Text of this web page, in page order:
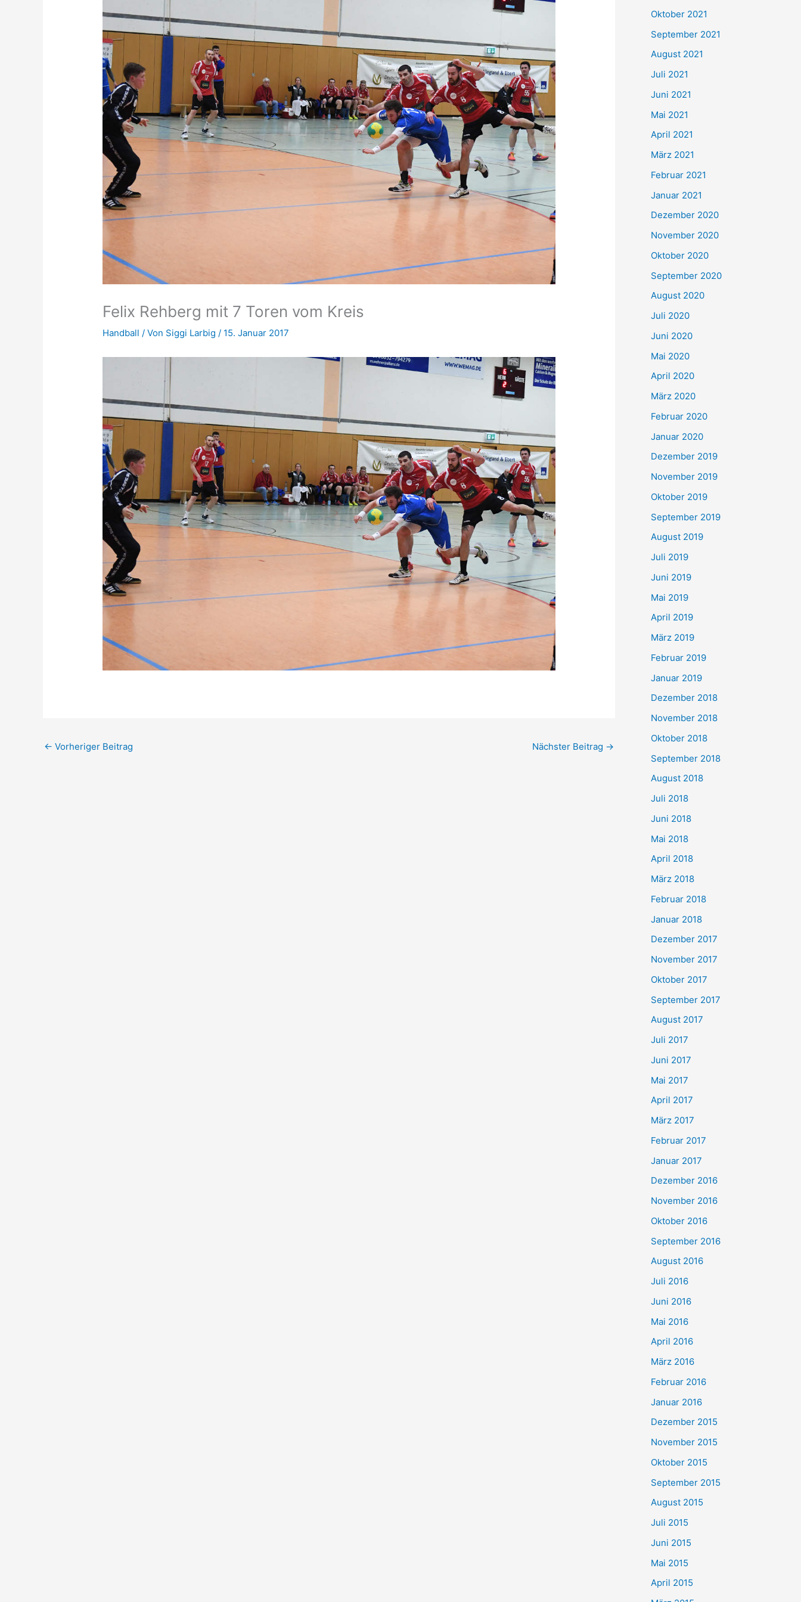
Felix Rehberg mit 7 Toren vom Kreis
Handball / Von Siggi Larbig / 15. Januar 2017
← Vorheriger Beitrag Nächster Beitrag →
e
n
h
:
Oktober 2021
September 2021
August 2021
Juli 2021
Juni 2021
Mai 2021
April 2021
März 2021
Februar 2021
Januar 2021
Dezember 2020
November 2020
Oktober 2020
September 2020
August 2020
Juli 2020
Juni 2020
Mai 2020
April 2020
März 2020
Februar 2020
Januar 2020
Dezember 2019
November 2019
Oktober 2019
September 2019
August 2019
Juli 2019
Juni 2019
Mai 2019
April 2019
März 2019
Februar 2019
Januar 2019
Dezember 2018
November 2018
Oktober 2018
September 2018
August 2018
Juli 2018
Juni 2018
Mai 2018
April 2018
März 2018
Februar 2018
Januar 2018
Dezember 2017
November 2017
Oktober 2017
September 2017
August 2017
Juli 2017
Juni 2017
Mai 2017
April 2017
März 2017
Februar 2017
Januar 2017
Dezember 2016
November 2016
Oktober 2016
September 2016
August 2016
Juli 2016
Juni 2016
Mai 2016
April 2016
März 2016
Februar 2016
Januar 2016
Dezember 2015
November 2015
Oktober 2015
September 2015
August 2015
Juli 2015
Juni 2015
Mai 2015
April 2015